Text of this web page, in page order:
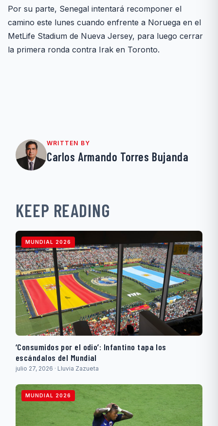
Por su parte, Senegal intentará recomponer el
camino este lunes cuando enfrente a Noruega en el
MetLife Stadium de Nueva Jersey, para luego cerrar
la primera ronda contra Irak en Toronto.
WRITTEN BY
Carlos Armando Torres Bujanda
KEEP READING
MUNDIAL 2026
‘Consumidos por el odio’: Infantino tapa los
escándalos del Mundial
julio 27, 2026 · Lluvia Zazueta
MUNDIAL 2026